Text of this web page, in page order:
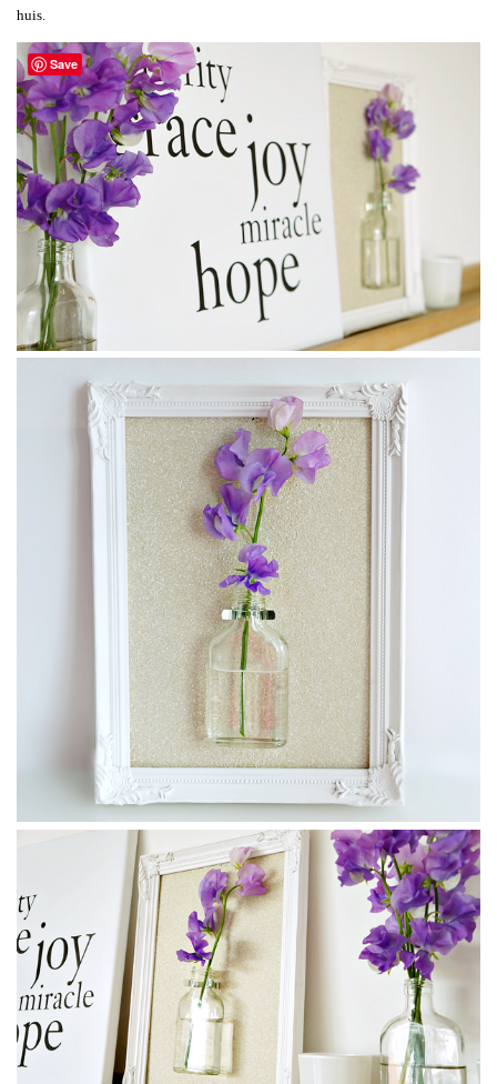
huis.
Save